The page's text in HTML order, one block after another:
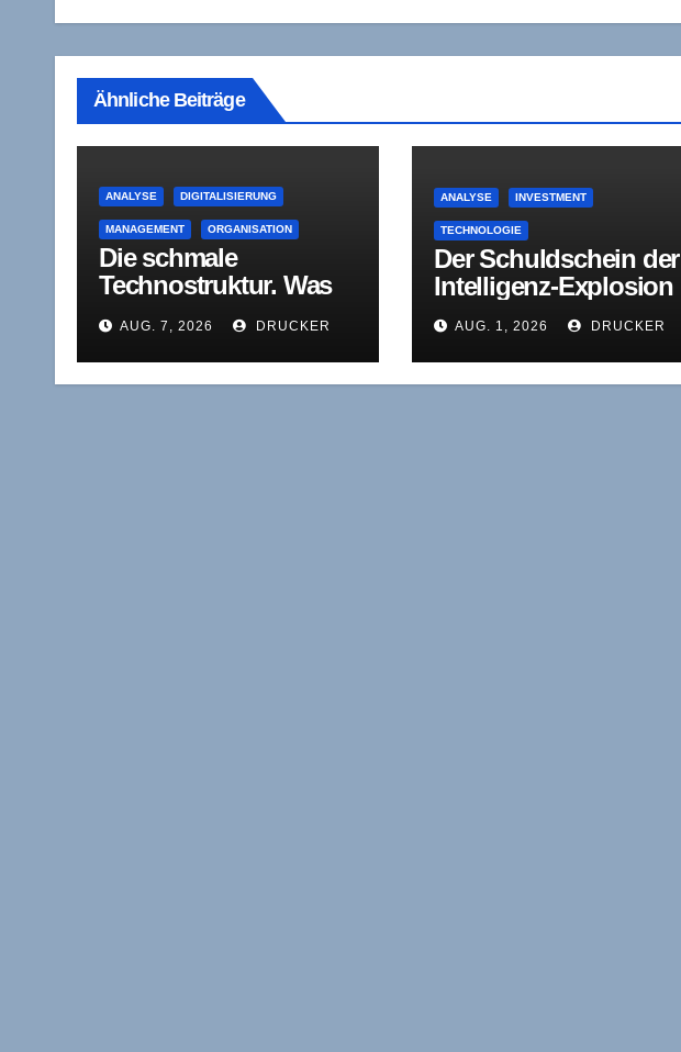
Ähnliche Beiträge
ANALYSE DIGITALISIERUNG
MANAGEMENT ORGANISATION
Die schmale
Technostruktur. Was
von der mittleren
Führungsebene bleibt,
wenn Agenten sich
selbst korrigieren
AUG. 7, 2026 DRUCKER
ANALYSE INVESTMENT
TECHNOLOGIE
Der Schuldschein der
Intelligenz-Explosion
AUG. 1, 2026 DRUCKER